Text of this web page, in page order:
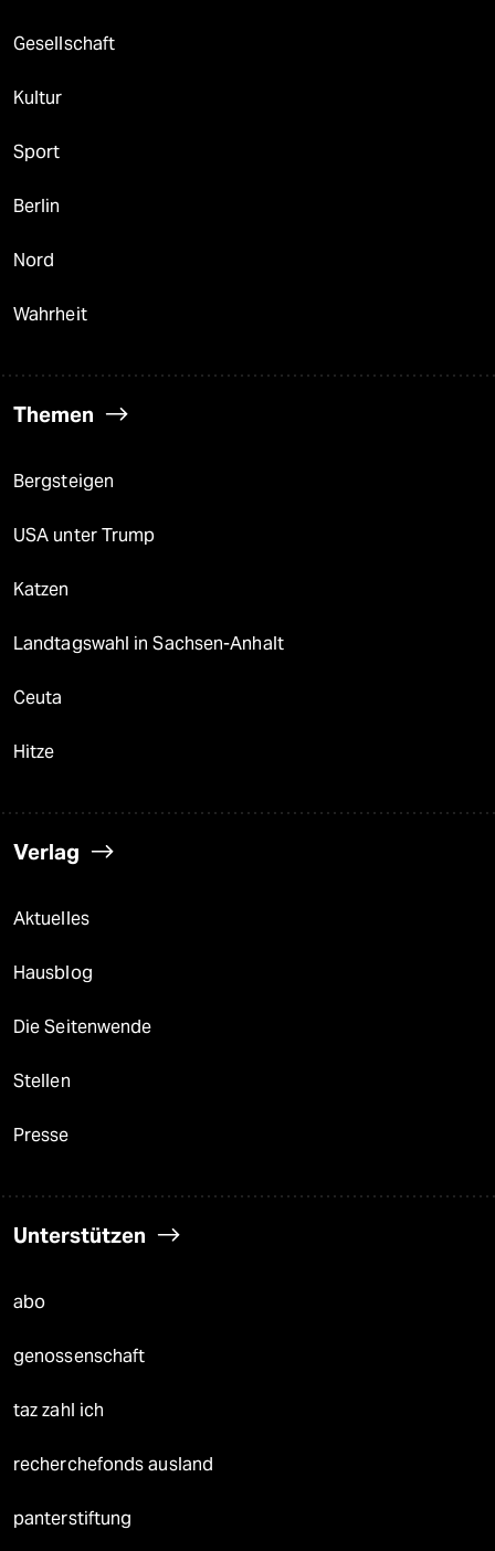
Gesellschaft
Kultur
Sport
Berlin
Nord
Wahrheit
Themen
Bergsteigen
USA unter Trump
Katzen
Landtagswahl in Sachsen-Anhalt
Ceuta
Hitze
Verlag
Aktuelles
Hausblog
Die Seitenwende
Stellen
Presse
Unterstützen
abo
genossenschaft
taz zahl ich
recherchefonds ausland
panterstiftung